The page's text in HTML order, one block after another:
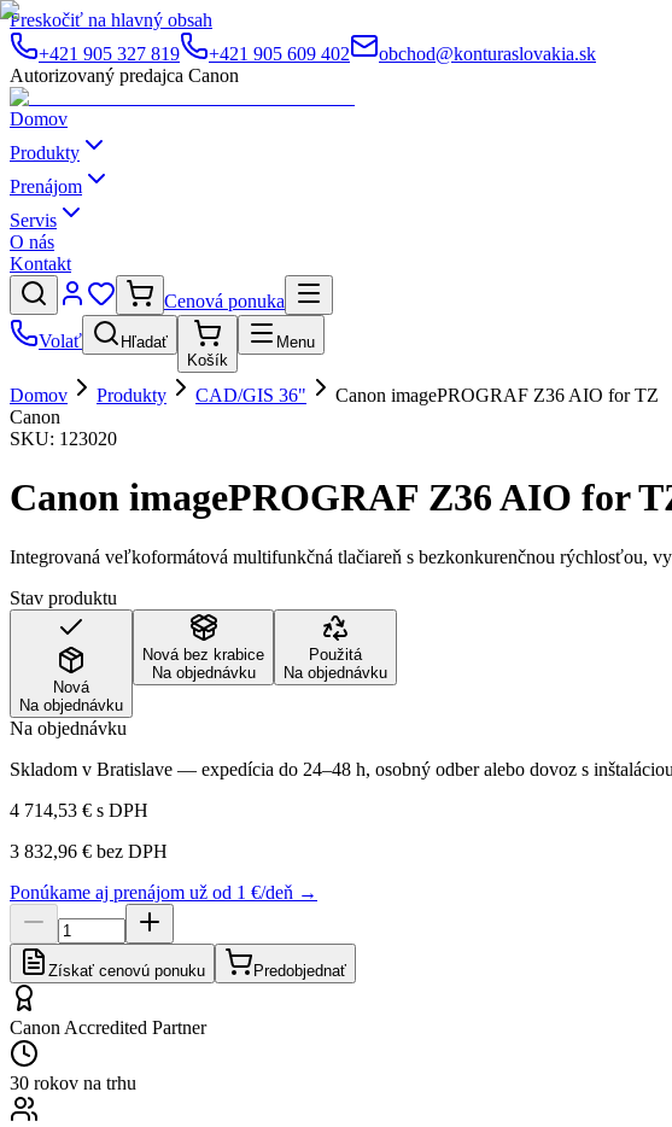
Preskočiť na hlavný obsah
+421 905 327 819
+421 905 609 402
obchod@konturaslovakia.sk
Autorizovaný predajca Canon
Domov
Produkty
Prenájom
Servis
O nás
Kontakt
Cenová ponuka
Volať
Hľadať
Košík
Menu
Domov Produkty CAD/GIS 36"
Canon imagePROGRAF Z36 AIO for TZ
Canon
SKU: 123020
Canon imagePROGRAF Z36 AIO for
Integrovaná veľkoformátová multifunkčná tlačiareň s bezkonkurenčnou rýchlosťou,
Stav produktu
Nová
Na objednávku
Nová bez krabice
Na objednávku
Použitá
Na objednávku
Na objednávku
Skladom v Bratislave — expedícia do 24–48 h, osobný odber alebo dovoz s
4 714,53 € s DPH
3 832,96 € bez DPH
Ponúkame aj prenájom už od 1 €/deň →
Získať cenovú ponuku Predobjednať
Canon Accredited Partner
30 rokov na trhu